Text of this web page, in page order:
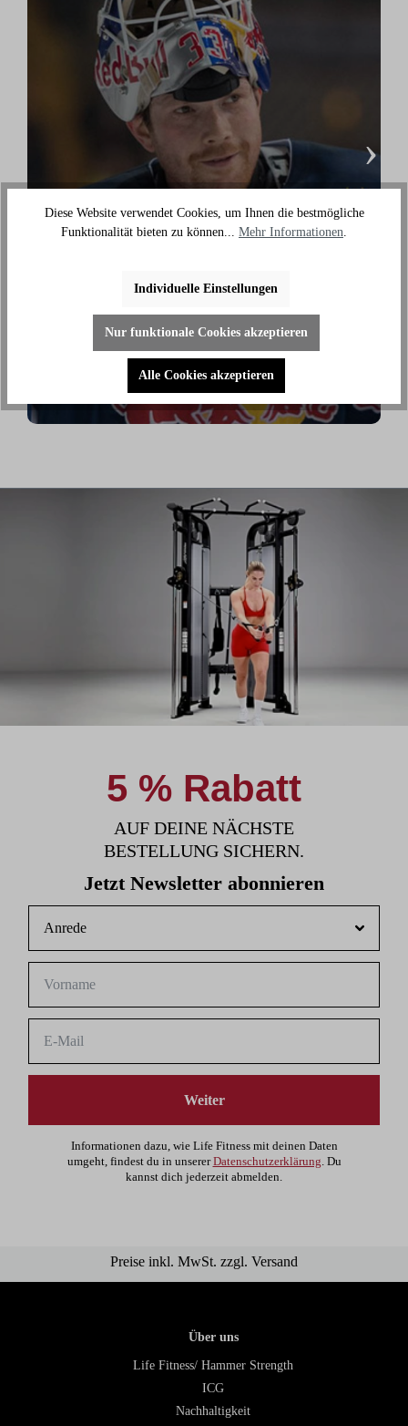
Danny aus den Birken
Meister)
"Ich benutze das Bike jeden Tag und es hilft mir
außerhalb des Eises an meiner Fitness zu arbeiten."
›
5 % Rabatt
AUF DEINE NÄCHSTE
BESTELLUNG SICHERN.
Jetzt Newsletter abonnieren
Weiter
Informationen dazu, wie Life Fitness mit deinen Daten
umgeht, findest du in unsererDatenschutzerklärung. Du
kannst dich jederzeit abmelden.
Preise inkl. MwSt. zzgl. Versand
Über uns
Life Fitness/ Hammer Strength
ICG
Nachhaltigkeit
Diese Website verwendet Cookies, um Ihnen die bestmögliche
Funktionalität bieten zu können... Mehr Informationen.
Individuelle Einstellungen
Nur funktionale Cookies akzeptieren
Alle Cookies akzeptieren